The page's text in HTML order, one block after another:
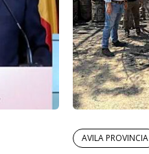
AVILA PROVINCIA